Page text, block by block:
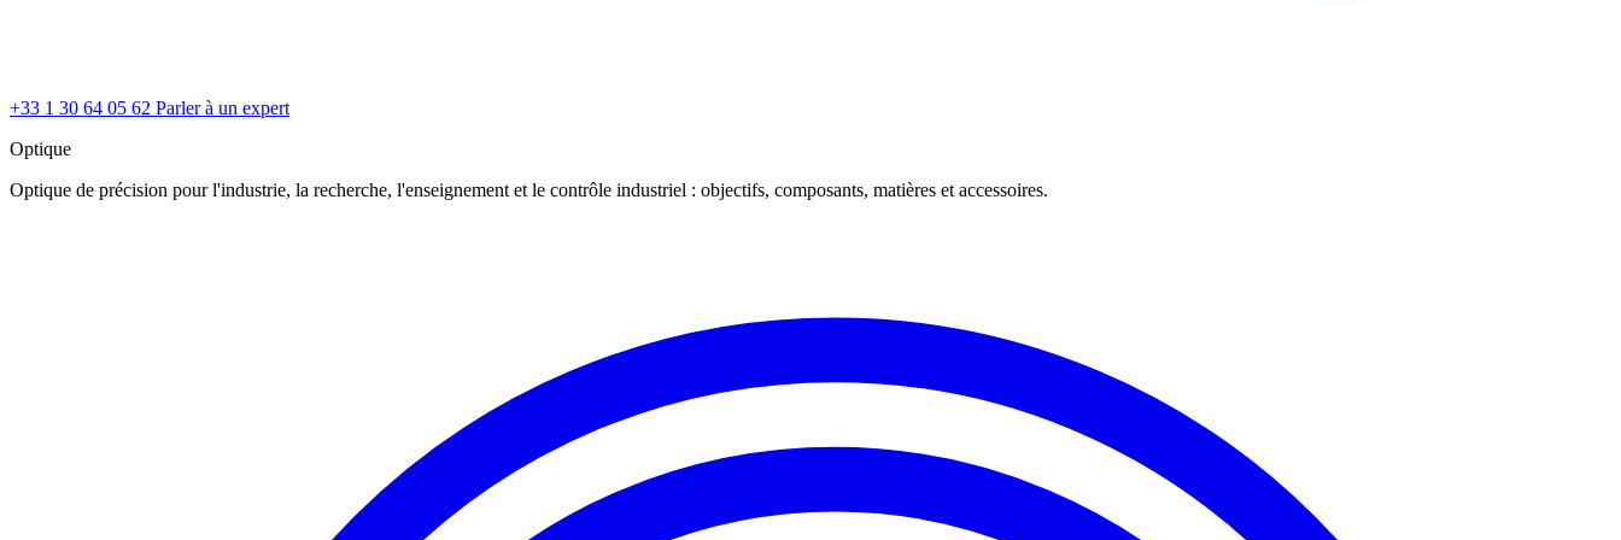
+33 1 30 64 05 62 Parler à un expert
Optique
Optique de précision pour l'industrie, la recherche, l'enseignement et le contrôle industriel : objectifs, composants, matières et accessoires.